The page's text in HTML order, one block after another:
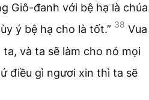
Giô-đanh với bệ hạ là chúa
ý bệ hạ cho là tốt.” 38 Vua
và ta sẽ làm cho nó mọi
điều gì ngươi xin thì ta sẽ